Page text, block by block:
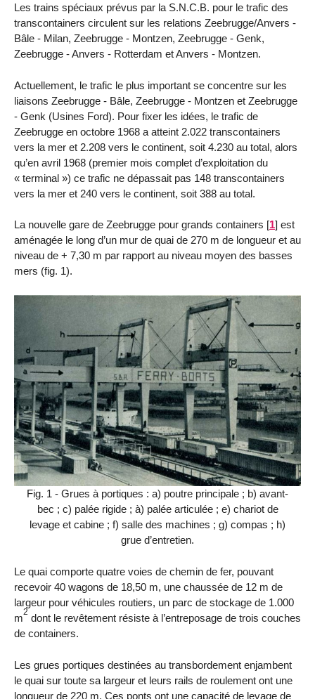
Les trains spéciaux prévus par la S.N.C.B. pour le trafic des
transcontainers circulent sur les relations Zeebrugge/Anvers -
Bâle - Milan, Zeebrugge - Montzen, Zeebrugge - Genk,
Zeebrugge - Anvers - Rotterdam et Anvers - Montzen.
Actuellement, le trafic le plus important se concentre sur les
liaisons Zeebrugge - Bâle, Zeebrugge - Montzen et Zeebrugge
- Genk (Usines Ford). Pour fixer les idées, le trafic de
Zeebrugge en octobre 1968 a atteint 2.022 transcontainers
vers la mer et 2.208 vers le continent, soit 4.230 au total, alors
qu’en avril 1968 (premier mois complet d’exploitation du
« terminal ») ce trafic ne dépassait pas 148 transcontainers
vers la mer et 240 vers le continent, soit 388 au total.
La nouvelle gare de Zeebrugge pour grands containers [1] est
aménagée le long d’un mur de quai de 270 m de longueur et au
niveau de + 7,30 m par rapport au niveau moyen des basses
mers (fig. 1).
Fig. 1 - Grues à portiques : a) poutre principale ; b) avant-
bec ; c) palée rigide ; à) palée articulée ; e) chariot de
levage et cabine ; f) salle des machines ; g) compas ; h)
grue d’entretien.
Le quai comporte quatre voies de chemin de fer, pouvant
recevoir 40 wagons de 18,50 m, une chaussée de 12 m de
largeur pour véhicules routiers, un parc de stockage de 1.000
m2 dont le revêtement résiste à l’entreposage de trois couches
de containers.
Les grues portiques destinées au transbordement enjambent
le quai sur toute sa largeur et leurs rails de roulement ont une
longueur de 220 m. Ces ponts ont une capacité de levage de